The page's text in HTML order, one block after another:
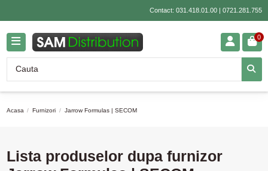
Contact: 031.418.01.00| 0721.281.755
0
Acasa Furnizori Jarrow Formulas | SECOM
Lista produselor dupa furnizor